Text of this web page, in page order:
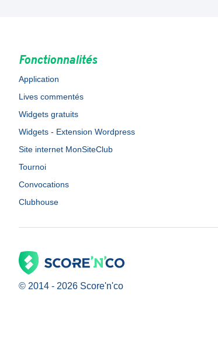
Fonctionnalités
Application
Lives commentés
Widgets gratuits
Widgets - Extension Wordpress
Site internet MonSiteClub
Tournoi
Convocations
Clubhouse
© 2014 - 2026 Score'n'co